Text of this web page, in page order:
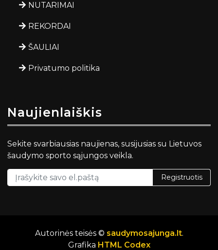
NUTARIMAI
REKORDAI
ŠAULIAI
Privatumo politika
Naujienlaiškis
Sekite svarbiausias naujienas, susijusias su Lietuvos
šaudymo sporto sąjungos veikla.
Registruotis
Autorinės teisės © saudymosajunga.lt.
Grafika HTML Codex